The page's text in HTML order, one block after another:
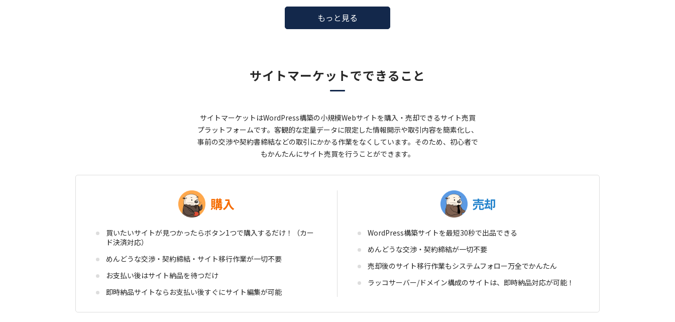
もっと見る
サイトマーケットでできること
サイトマーケットはWordPress構築の小規模Webサイトを購入・売却できるサイト売買
プラットフォームです。 客観的な定量データに限定した情報開示や取引内容を簡素化し、
事前の交渉や契約書締結などの取引にかかる作業をなくしています。 そのため、初心者で
もかんたんにサイト売買を行うことができます。
購入
買いたいサイトが見つかったらボタン1つで購入するだけ！（カー
ド決済対応）
めんどうな交渉・契約締結・サイト移行作業が一切不要
お支払い後はサイト納品を待つだけ
即時納品サイトならお支払い後すぐにサイト編集が可能
売却
WordPress構築サイトを最短30秒で出品できる
めんどうな交渉・契約締結が一切不要
売却後のサイト移行作業もシステムフォロー万全でかんたん
ラッコサーバー/ドメイン構成のサイトは、即時納品対応が可能！